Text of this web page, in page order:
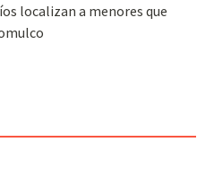
localizan a menores que